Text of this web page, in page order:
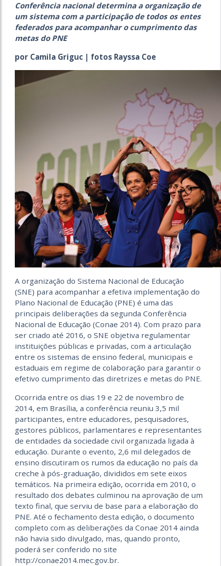
Conferência nacional determina a organização de
um sistema com a participação de todos os entes
federados para acompanhar o cumprimento das
metas do PNE
por Camila Griguc | fotos Rayssa Coe
A organização do Sistema Nacional de Educação
(SNE) para acompanhar a efetiva implementação do
Plano Nacional de Educação (PNE) é uma das
principais deliberações da segunda Conferência
Nacional de Educação (Conae 2014). Com prazo para
ser criado até 2016, o SNE objetiva regulamentar
instituições públicas e privadas, com a articulação
entre os sistemas de ensino federal, municipais e
estaduais em regime de colaboração para garantir o
efetivo cumprimento das diretrizes e metas do PNE.
Ocorrida entre os dias 19 e 22 de novembro de
2014, em Brasília, a conferência reuniu 3,5 mil
participantes, entre educadores, pesquisadores,
gestores públicos, parlamentares e representantes
de entidades da sociedade civil organizada ligada à
educação. Durante o evento, 2,6 mil delegados de
ensino discutiram os rumos da educação no país da
creche à pós-graduação, divididos em sete eixos
temáticos. Na primeira edição, ocorrida em 2010, o
resultado dos debates culminou na aprovação de um
texto final, que serviu de base para a elaboração do
PNE. Até o fechamento desta edição, o documento
completo com as deliberações da Conae 2014 ainda
não havia sido divulgado, mas, quando pronto,
poderá ser conferido no site
http://conae2014.mec.gov.br.